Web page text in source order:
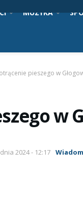
MUZYKA
pieszego w
w
2024 - 12:17